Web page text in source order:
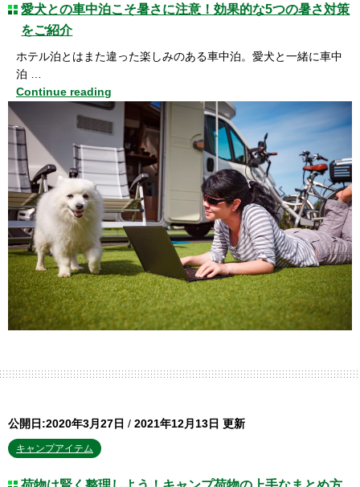
愛犬との車中泊こそ暑さに注意！効果的な5つの暑さ対策
をご紹介
ホテル泊とはまた違った楽しみのある車中泊。愛犬と一緒に車中
泊 …
Continue reading
公開日:2020年3月27日 / 2021年12月13日 更新
キャンプアイテム